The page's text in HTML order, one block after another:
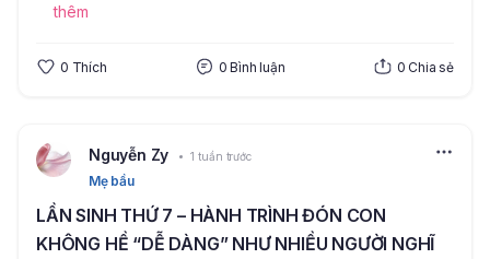
thêm
0 Thích 0 Bình luận 0 Chia sẻ
Nguyễn Zy 1 tuần trước
Mẹ bầu
LẦN SINH THỨ 7 – HÀNH TRÌNH ĐÓN CON
KHÔNG HỀ “DỄ DÀNG” NHƯ NHIỀU NGƯỜI NGHĨ